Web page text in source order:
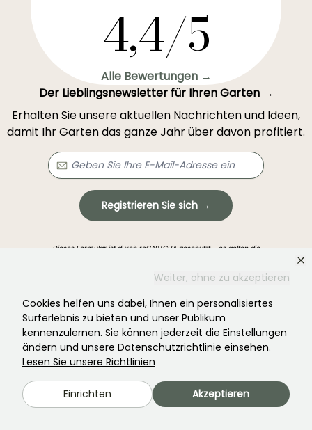
Weiter, ohne zu akzeptieren
Cookies helfen uns dabei, Ihnen ein personalisiertes
Surferlebnis zu bieten und unser Publikum
kennenzulernen. Sie können jederzeit die Einstellungen
ändern und unsere Datenschutzrichtlinie einsehen.
Lesen Sie unsere Richtlinien
Einrichten Akzeptieren
4,4/5
Alle Bewertungen →
Der Lieblingsnewsletter für Ihren Garten →
Erhalten Sie unsere aktuellen Nachrichten und Ideen,
damit Ihr Garten das ganze Jahr über davon profitiert.
Registrieren Sie sich →
Dieses Formular ist durch reCAPTCHA geschützt – es gelten die
Haben Sie nicht gefunden, was Sie gesucht
haben?